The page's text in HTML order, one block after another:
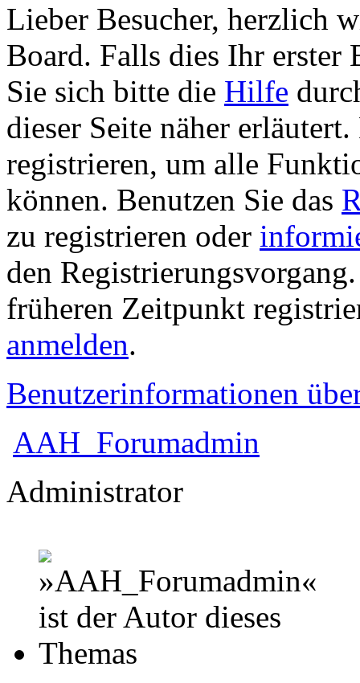
Lieber Besucher, herzlich
Board. Falls dies Ihr erster
Sie sich bitte die Hilfe
dieser Seite näher
registrieren, um alle
können. Benutzen Sie das
zu registrieren oder
den
früheren Zeitpunkt
anmelden.
Benutzerinformationen
AAH_Forumadmin
Administrator